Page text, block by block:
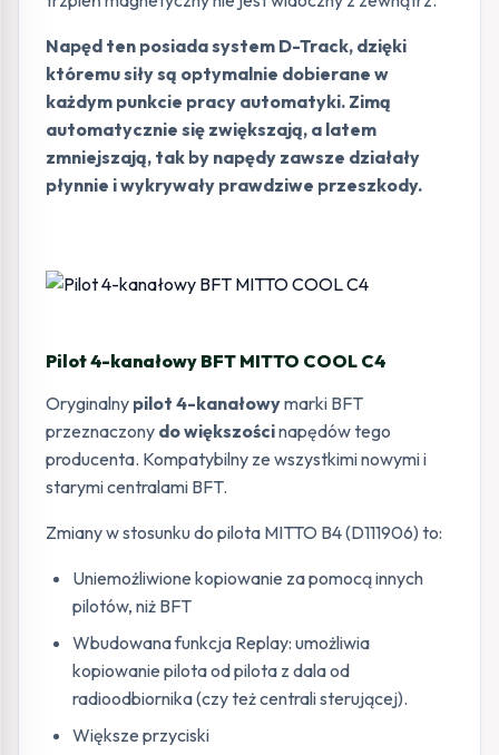
Napęd ten posiada system D-Track, dzięki
któremu siły są optymalnie dobierane w
każdym punkcie pracy automatyki. Zimą
automatycznie się zwiększają, a latem
zmniejszają, tak by napędy zawsze działały
płynnie i wykrywały prawdziwe przeszkody.
Pilot 4-kanałowy BFT MITTO COOL C4
Oryginalny pilot 4-kanałowymarki BFT
przeznaczony do większościnapędów tego
producenta. Kompatybilny ze wszystkimi nowymi i
starymi centralami BFT.
Zmiany w stosunku do pilota MITTO B4 (D111906) to:
Uniemożliwione kopiowanie za pomocą innych
pilotów, niż BFT
Wbudowana funkcja Replay: umożliwia
kopiowanie pilota od pilota z dala od
radioodbiornika (czy też centrali sterującej).
Większe przyciski